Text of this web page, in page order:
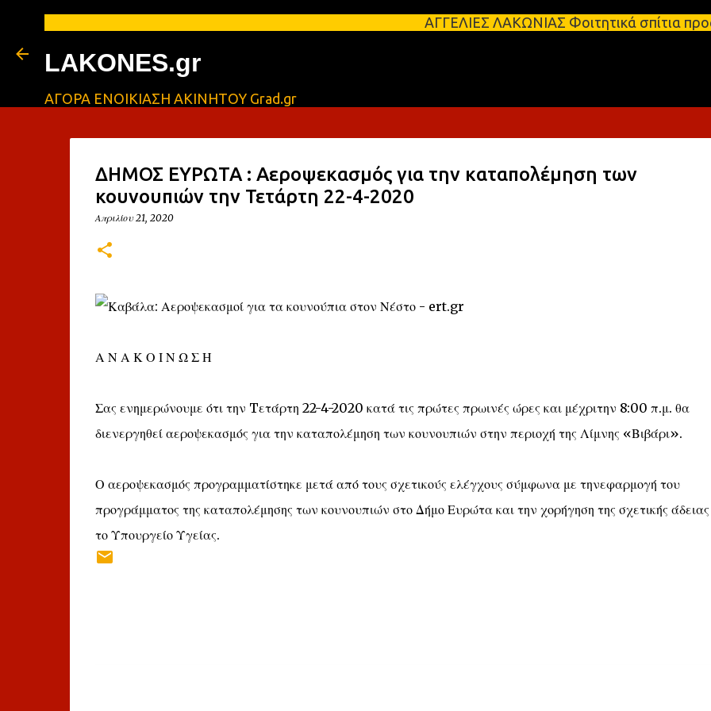
Μετάβαση στο κύριο περιεχόμενο
ΑΓΓΕΛΙΕΣ ΛΑΚΩΝΙΑΣ Φοιτητικά σπίτια προς
LAKONES.gr
ΑΓΟΡΑ ΕΝΟΙΚΙΑΣΗ ΑΚΙΝΗΤΟΥ Grad.gr
ΔΗΜΟΣ ΕΥΡΩΤΑ : Αεροψεκασμός για την καταπολέμηση των
κουνουπιών την Τετάρτη 22-4-2020
Απριλίου 21, 2020
Α Ν Α Κ Ο Ι Ν Ω Σ Η
Σας ενημερώνουμε ότι την Tετάρτη 22-4-2020 κατά τις πρώτες πρωινές ώρες και μέχριτην 8:00 π.μ. θα
διενεργηθεί αεροψεκασμός για την καταπολέμηση των κουνουπιών στην περιοχή της Λίμνης «Βιβάρι».
Ο αεροψεκασμός προγραμματίστηκε μετά από τους σχετικούς ελέγχους σύμφωνα με τηνεφαρμογή του
προγράμματος της καταπολέμησης των κουνουπιών στο Δήμο Ευρώτα και την χορήγηση της σχετικής
το Υπουργείο Υγείας.